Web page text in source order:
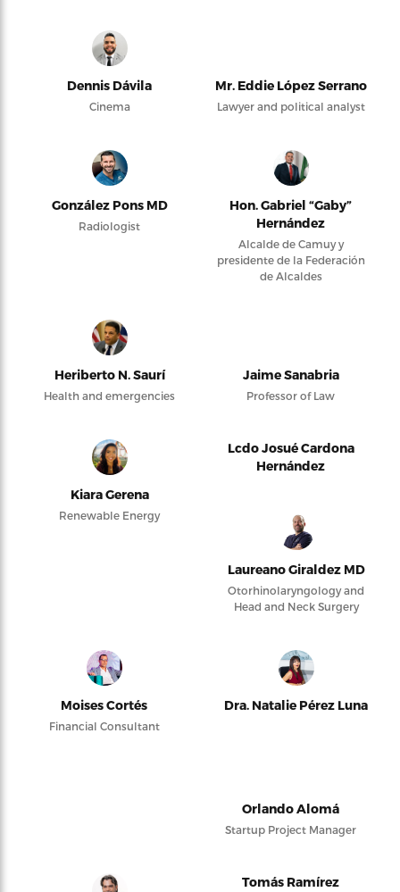
Dennis Dávila
Cinema
Mr. Eddie López Serrano
Lawyer and political analyst
González Pons MD
Radiologist
Hon. Gabriel “Gaby”
Hernández
Alcalde de Camuy y
presidente de la Federación
de Alcaldes
Heriberto N. Saurí
Health and emergencies
Jaime Sanabria
Professor of Law
Kiara Gerena
Renewable Energy
Lcdo Josué Cardona
Hernández
Laureano Giraldez MD
Otorhinolaryngology and
Head and Neck Surgery
Moises Cortés
Financial Consultant
Dra. Natalie Pérez Luna
Orlando Alomá
Startup Project Manager
Tomás Ramírez